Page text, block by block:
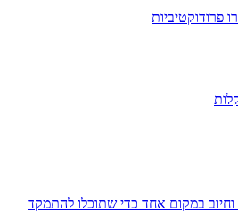
פרודוקטיביות
וחיוב במקום אחד כדי שתוכלו להתמקד